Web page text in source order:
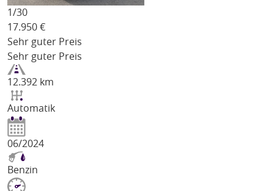
1/30
17.950 €
Sehr guter Preis
Sehr guter Preis
12.392 km
Automatik
06/2024
Benzin